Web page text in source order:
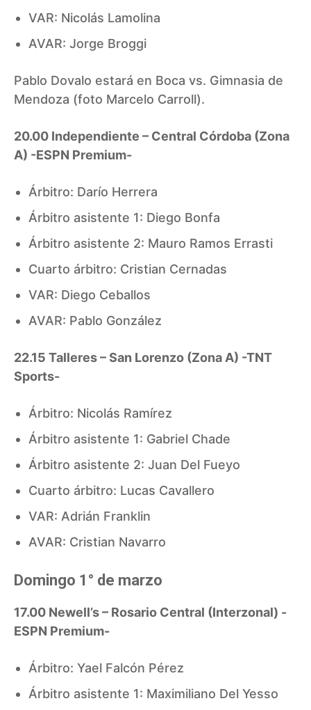
VAR: Nicolás Lamolina
AVAR: Jorge Broggi
Pablo Dovalo estará en Boca vs. Gimnasia de
Mendoza (foto Marcelo Carroll).
20.00 Independiente – Central Córdoba (Zona
A) -ESPN Premium-
Árbitro: Darío Herrera
Árbitro asistente 1: Diego Bonfa
Árbitro asistente 2: Mauro Ramos Errasti
Cuarto árbitro: Cristian Cernadas
VAR: Diego Ceballos
AVAR: Pablo González
22.15 Talleres – San Lorenzo (Zona A) -TNT
Sports-
Árbitro: Nicolás Ramírez
Árbitro asistente 1: Gabriel Chade
Árbitro asistente 2: Juan Del Fueyo
Cuarto árbitro: Lucas Cavallero
VAR: Adrián Franklin
AVAR: Cristian Navarro
Domingo 1° de marzo
17.00 Newell’s – Rosario Central (Interzonal) -
ESPN Premium-
Árbitro: Yael Falcón Pérez
Árbitro asistente 1: Maximiliano Del Yesso